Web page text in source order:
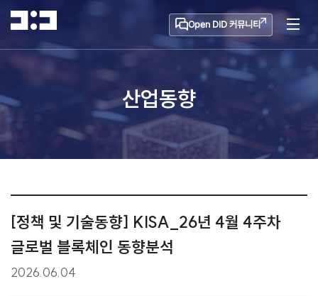
Open DID 커뮤니티
산업동향
[정책 및 기술동향] KISA_26년 4월 4주차
글로벌 블록체인 동향분석
2026.06.04